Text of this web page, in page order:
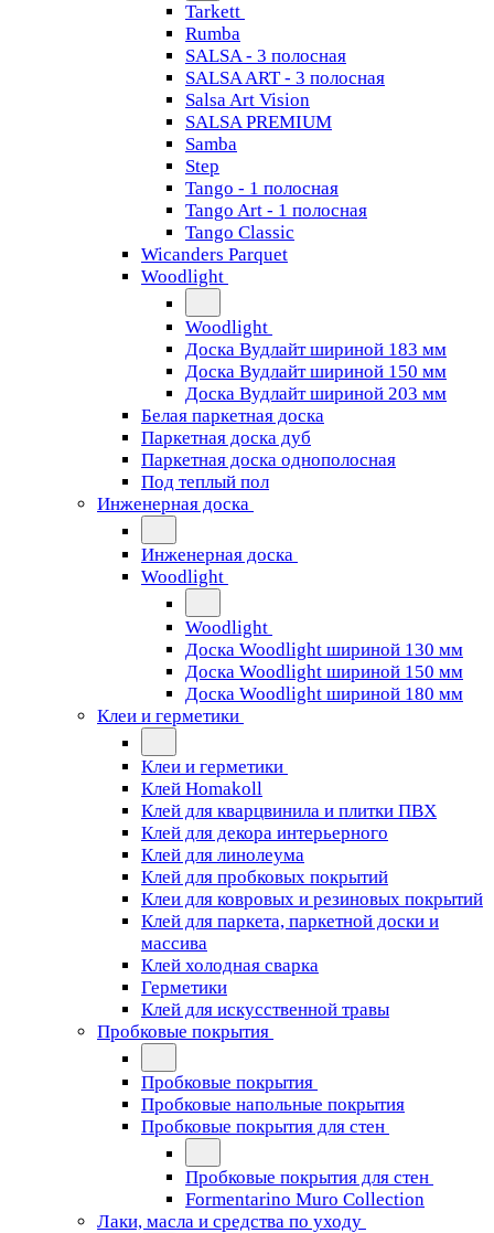
Tarkett
Rumba
SALSA - 3 полосная
SALSA ART - 3 полосная
Salsa Art Vision
SALSA PREMIUM
Samba
Step
Tango - 1 полосная
Tango Art - 1 полосная
Tango Classiс
Wicanders Parquet
Woodlight
Woodlight
Доска Вудлайт шириной 183 мм
Доска Вудлайт шириной 150 мм
Доска Вудлайт шириной 203 мм
Белая паркетная доска
Паркетная доска дуб
Паркетная доска однополосная
Под теплый пол
Инженерная доска
Инженерная доска
Woodlight
Woodlight
Доска Woodlight шириной 130 мм
Доска Woodlight шириной 150 мм
Доска Woodlight шириной 180 мм
Клеи и герметики
Клеи и герметики
Клей Homakoll
Клей для кварцвинила и плитки ПВХ
Клей для декора интерьерного
Клей для линолеума
Клей для пробковых покрытий
Клеи для ковровых и резиновых покрытий
Клей для паркета, паркетной доски и
массива
Клей холодная сварка
Герметики
Клей для искусственной травы
Пробковые покрытия
Пробковые покрытия
Пробковые напольные покрытия
Пробковые покрытия для стен
Пробковые покрытия для стен
Formentarino Muro Collection
Лаки, масла и средства по уходу